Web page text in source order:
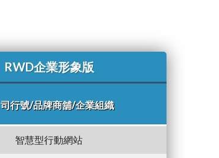
RWD企業形象版
司行號/品牌商舖/企業組織
智慧型行動網站